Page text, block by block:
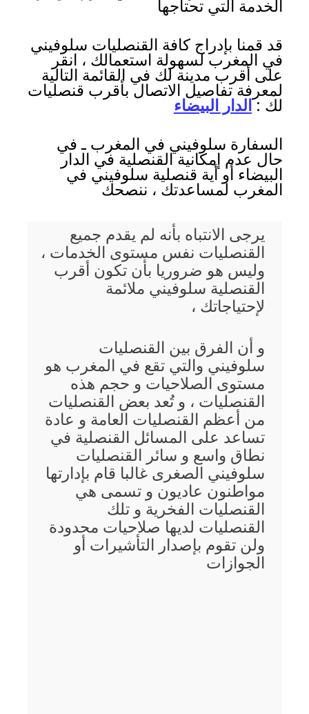
الخدمة التي تحتاجها
قد قمنا بإدراج كافة القنصليات سلوفيني
في المغرب لسهولة استعمالك ، انقر
على أقرب مدينة لك في القائمة التالية
لمعرفة تفاصيل الاتصال بأقرب قنصليات
لك : الدار البيضاء
السفارة سلوفيني في المغرب ـ في
حال عدم إمكانية القنصلية في الدار
البيضاء أو أية قنصلية سلوفيني في
المغرب لمساعدتك ، ننصحك
يرجى الانتباه بأنه لم يقدم جميع
القنصليات نفس مستوى الخدمات ،
وليس هو ضروريا بأن تكون أقرب
القنصلية سلوفيني ملائمة
لإحتياجاتك ،
و أن الفرق بين القنصليات
سلوفيني والتي تقع في المغرب هو
مستوى الصلاحيات و حجم هذه
القنصليات ، و تُعد بعض القنصليات
من أعظم القنصليات العامة و عادة
تساعد على المسائل القنصلية في
نطاق واسع و سائر القنصليات
سلوفيني الصغرى غالبا قام بإدارتها
مواطنون عاديون و تسمى هي
القنصليات الفخرية و تلك
القنصليات لديها صلاحيات محدودة
ولن تقوم بإصدار التأشيرات أو
الجوازات